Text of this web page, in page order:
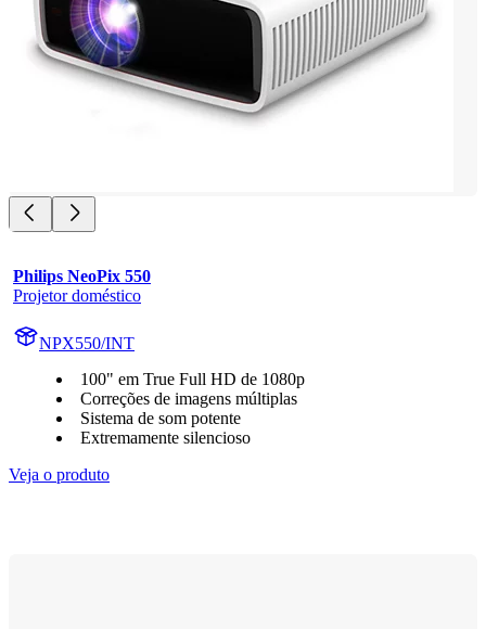
Philips NeoPix 550
Projetor doméstico
NPX550/INT
100" em True Full HD de 1080p
Correções de imagens múltiplas
Sistema de som potente
Extremamente silencioso
Veja o produto